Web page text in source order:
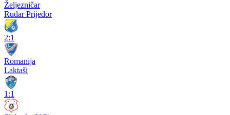
Željezničar
Rudar Prijedor
2:1
Romanija
Laktaši
1:1